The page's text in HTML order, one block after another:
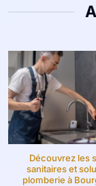
Découvrez les
sanitaires et
plomberie à